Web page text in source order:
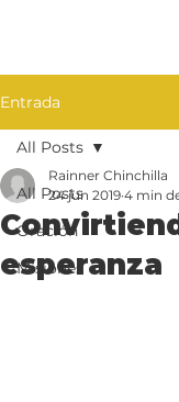
Entrada
All Posts
Oración
Misiones
All Posts
esperanza
Rainner Chinchilla
24 jun 2019 4 min